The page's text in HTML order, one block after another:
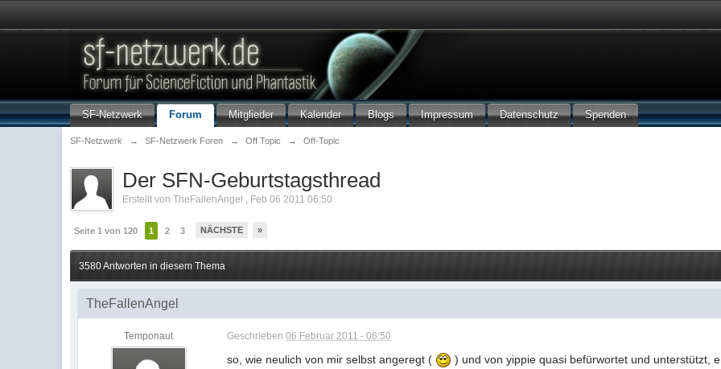
SF-Netzwerk Forum Mitglieder Kalender Blogs Impressum Datenschutz Spenden
SF-Netzwerk → SF-Netzwerk Foren → Off Topic → Off-Topic
Der SFN-Geburtstagsthread
Erstellt vonTheFallenAngel , Feb 06 2011 06:50
Seite 1 von 120 1 2 3 NÄCHSTE »
3580 Antworten in diesem Thema
TheFallenAngel
Temponaut Geschrieben06 Februar 2011 - 06:50
so, wie neulich von mir selbst angeregt (
) und von yippie quasi befürwortet und unterstützt,